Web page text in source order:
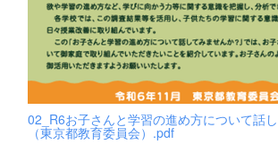
02_R6お子さんと学習の進め方について話
（東京都教育委員会）.pdf